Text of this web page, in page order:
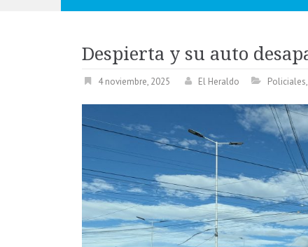
Despierta y su auto
4 noviembre, 2025 El Heraldo Policiales,